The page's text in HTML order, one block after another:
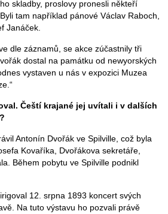
skladby, proslovy pronesli někteří
tam například pánové Václav Raboch,
Janáček.
dle záznamů, se akce zúčastnily tři
dostal na památku od newyorských
vystaven u nás v expozici Muzea
Čeští krajané jej uvítali i v dalších
Antonín Dvořák ve Spilville, což byla
Kovaříka, Dvořákova sekretáře,
Během pobytu ve Spilville podnikl
12. srpna 1893 koncert svých
Na tuto výstavu ho pozvali právě